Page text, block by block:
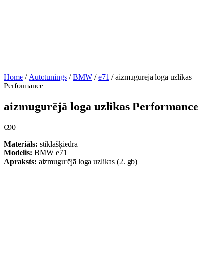
Home / Autotunings /BMW /e71 / aizmugurējā loga uzlikas
Performance
aizmugurējā loga uzlikas Performance
€90
Materiāls: stiklašķiedra
Modelis: BMW e71
Apraksts: aizmugurējā loga uzlikas (2. gb)